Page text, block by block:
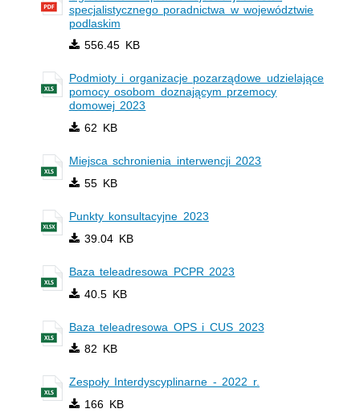
specjalistycznego poradnictwa w województwie
podlaskim
556.45 KB
Podmioty i organizacje pozarządowe udzielające
pomocy osobom doznającym przemocy
domowej 2023
62 KB
Miejsca schronienia interwencji 2023
55 KB
Punkty konsultacyjne 2023
39.04 KB
Baza teleadresowa PCPR 2023
40.5 KB
Baza teleadresowa OPS i CUS 2023
82 KB
Zespoły Interdyscyplinarne - 2022 r.
166 KB